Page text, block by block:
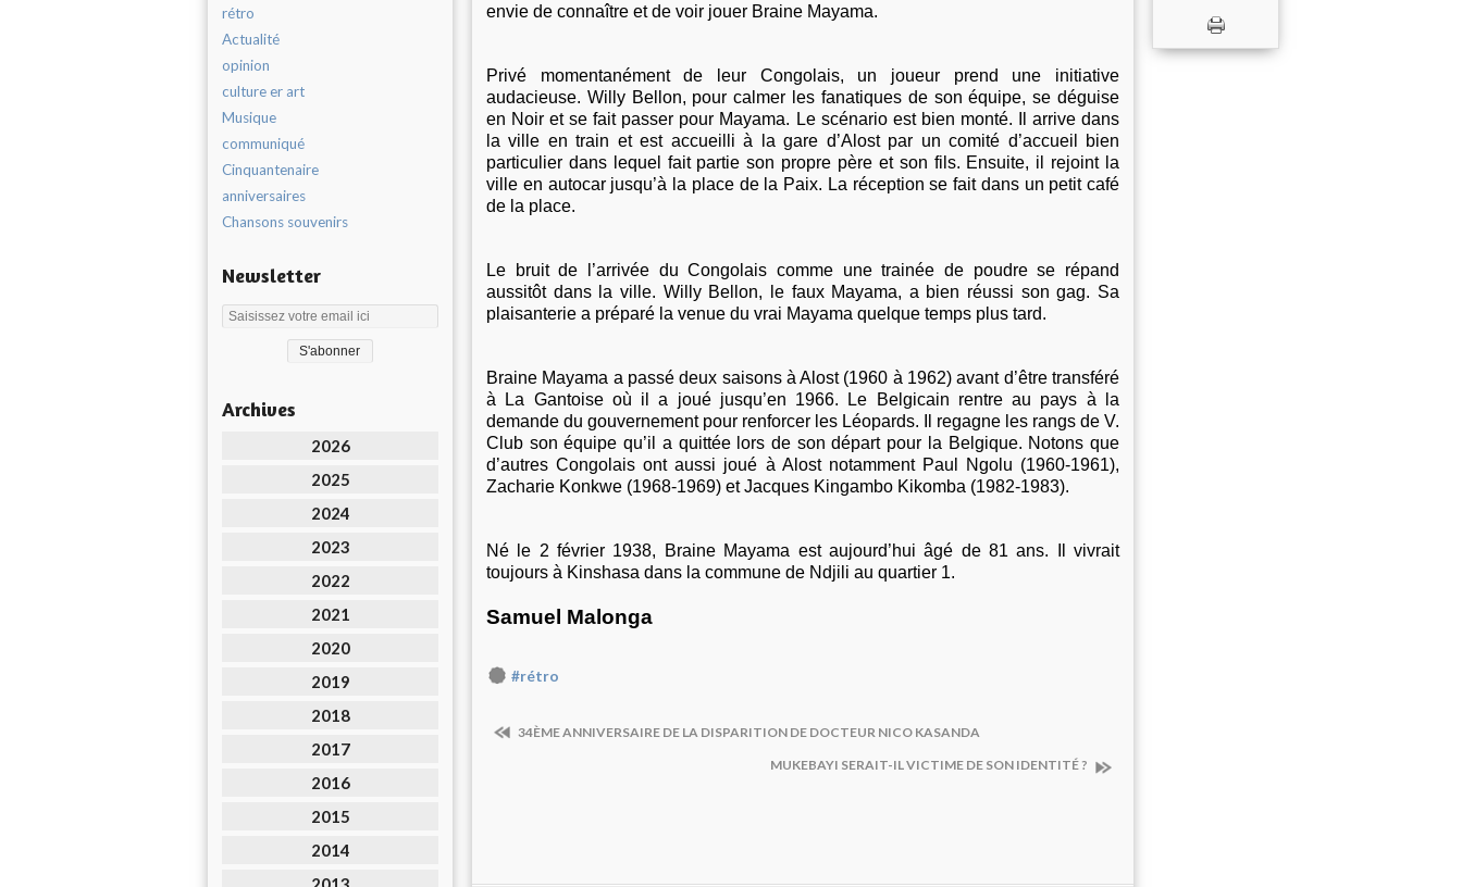
rétro
Actualité
opinion
culture er art
Musique
communiqué
Cinquantenaire
anniversaires
Chansons souvenirs
Newsletter
Archives
2026
2025
2024
2023
2022
2021
2020
2019
2018
2017
2016
2015
2014
envie de connaître et de voir jouer Braine Mayama.
Privé momentanément de leur Congolais, un joueur prend une initiative
audacieuse. Willy Bellon, pour calmer les fanatiques de son équipe, se déguise
en Noir et se fait passer pour Mayama. Le scénario est bien monté. Il arrive dans
la ville en train et est accueilli à la gare d’Alost par un comité d’accueil bien
particulier dans lequel fait partie son propre père et son fils. Ensuite, il rejoint la
ville en autocar jusqu’à la place de la Paix. La réception se fait dans un petit café
de la place.
Le bruit de l’arrivée du Congolais comme une trainée de poudre se répand
aussitôt dans la ville. Willy Bellon, le faux Mayama, a bien réussi son gag. Sa
plaisanterie a préparé la venue du vrai Mayama quelque temps plus tard.
Braine Mayama a passé deux saisons à Alost (1960 à 1962) avant d’être transféré
à La Gantoise où il a joué jusqu’en 1966. Le Belgicain rentre au pays à la
demande du gouvernement pour renforcer les Léopards. Il regagne les rangs de V.
Club son équipe qu’il a quittée lors de son départ pour la Belgique. Notons que
d’autres Congolais ont aussi joué à Alost notamment Paul Ngolu (1960-1961),
Zacharie Konkwe (1968-1969) et Jacques Kingambo Kikomba (1982-1983).
Né le 2 février 1938, Braine Mayama est aujourd’hui âgé de 81 ans. Il vivrait
toujours à Kinshasa dans la commune de Ndjili au quartier 1.
Samuel Malonga
#rétro
34ÈME ANNIVERSAIRE DE LA DISPARITION DE DOCTEUR NICO KASANDA
MUKEBAYI SERAIT-IL VICTIME DE SON IDENTITÉ ?